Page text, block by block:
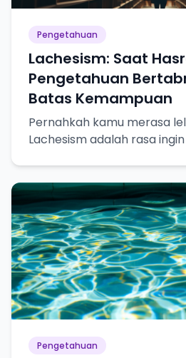
Pengetahuan
Lachesism: Saat
Pengetahuan
Batas Kemampuan
Pernahkah kamu merasa
Lachesism adalah rasa
Pengetahuan